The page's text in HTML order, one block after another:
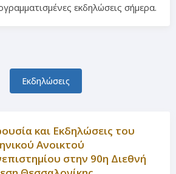
εκδηλώσεις σήμερα.
Εκδηλώσεις
και Εκδηλώσεις του
Ανοικτού
στην 90η Διεθνή